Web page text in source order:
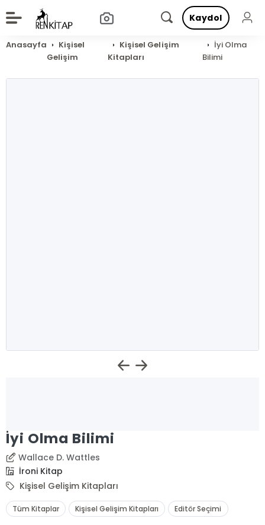
Kaydol
Anasayfa
Kişisel
Gelişim
Kişisel Gelişim
Kitapları
İyi Olma
Bilimi
İyi Olma Bilimi
Wallace D. Wattles
İroni Kitap
Kişisel Gelişim Kitapları
Tüm Kitaplar Kişisel Gelişim Kitapları Editör Seçimi